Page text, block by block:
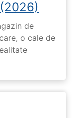
de
o cale de